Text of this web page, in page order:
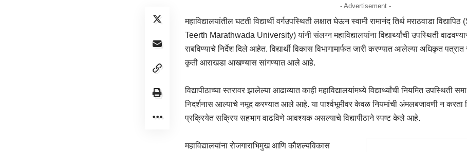
- Advertisement -
महाविद्यालयांतील घटती विद्यार्थी वर्गउपस्थिती लक्षात घेऊन स्वामी रामानंद तिर्थ मराठवाडा
Teerth Marathwada University) यांनी संलग्न महाविद्यालयांना विद्यार्थ्यांची उपस्थिती
राबविण्याचे निर्देश दिले आहेत. विद्यार्थी विकास विभागामार्फत जारी करण्यात आलेल्या अधिकृत
कृती आराखडा आखण्यास सांगण्यात आले आहे.
विद्यापीठाच्या स्तरावर झालेल्या आढाव्यात काही महाविद्यालयांमध्ये विद्यार्थ्यांची नियमित उपस्थिती
निदर्शनास आल्याचे नमूद करण्यात आले आहे. या पार्श्वभूमीवर केवळ नियमांची अंमलबजावणी न करता
प्रक्रियेत सक्रिय सहभाग वाढविणे आवश्यक असल्याचे विद्यापीठाने स्पष्ट केले आहे.
महाविद्यालयांना रोजगाराभिमुख आणि कौशल्यविकास